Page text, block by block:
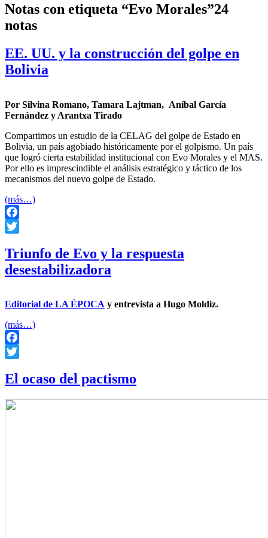
Notas con etiqueta “Evo Morales”24
notas
EE. UU. y la construcción del golpe en
Bolivia
Por Silvina Romano, Tamara Lajtman, Aníbal García
Fernández y Arantxa Tirado
Compartimos un estudio de la CELAG del golpe de Estado en
Bolivia, un país agobiado históricamente por el golpismo. Un país
que logró cierta estabilidad institucional con Evo Morales y el MAS.
Por ello es imprescindible el análisis estratégico y táctico de los
mecanismos del nuevo golpe de Estado.
(más…)
Facebook
Triunfo de Evo y la respuesta
desestabilizadora
Editorial de LA ÉPOCA y entrevista a Hugo Moldiz.
(más…)
Facebook
El ocaso del pactismo